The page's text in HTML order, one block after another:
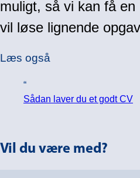
muligt, så vi kan få
vil løse lignende
Læs også
Sådan laver du et godt CV
Vil du være med?